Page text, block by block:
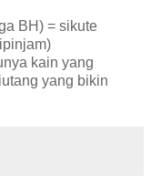
BH) = sikute
kain yang
yang bikin